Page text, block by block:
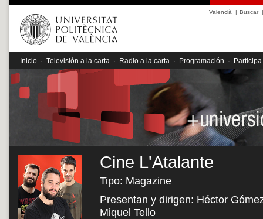
Valencià | Buscar|
Inicio · Televisión a la carta · Radio a la carta · Programación · Participa
Cine L'Atalante
Tipo: Magazine
Presentan y dirigen: Héctor
Miquel Tello